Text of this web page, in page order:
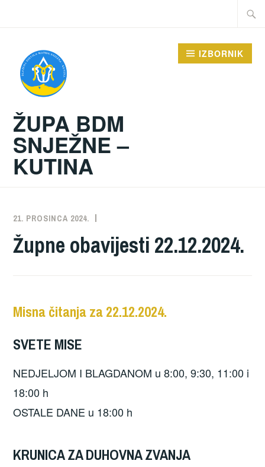
Traži:
ŽUPA BDM
SNJEŽNE –
KUTINA
IZBORNIK
21. PROSINCA 2024.
Župne obavijesti 22.12.2024.
Misna čitanja za 22.12.2024.
SVETE MISE
NEDJELJOM I BLAGDANOM u 8:00, 9:30, 11:00 i
18:00 h
OSTALE DANE u 18:00 h
KRUNICA ZA DUHOVNA ZVANJA